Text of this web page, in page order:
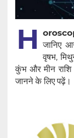
H जानिए
वृषभ,
कुंभ और मीन राशि
जानने के लिए पढ़ें।